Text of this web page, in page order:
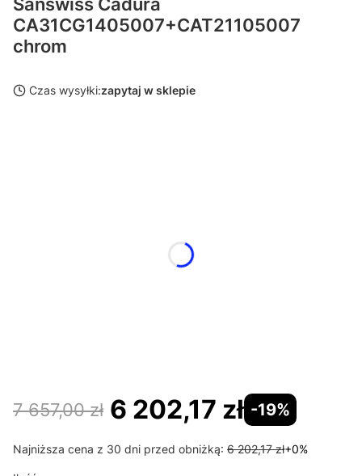
Sanswiss Cadura
CA31CG1405007+CAT21105007
chrom
Czas wysyłki:zapytaj w sklepie
7 657,00 zł 6 202,17 zł -19%
Najniższa cena z 30 dni przed obniżką: 6 202,17 zł+0%